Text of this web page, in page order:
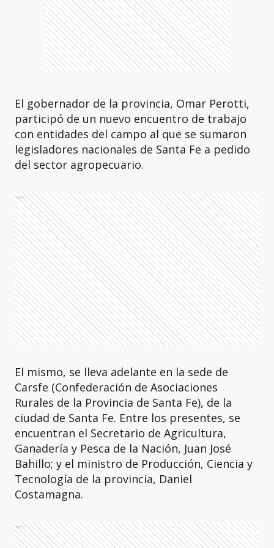
El gobernador de la provincia, Omar Perotti,
participó de un nuevo encuentro de trabajo
con entidades del campo al que se sumaron
legisladores nacionales de Santa Fe a pedido
del sector agropecuario.
Ads
El mismo, se lleva adelante en la sede de
Carsfe (Confederación de Asociaciones
Rurales de la Provincia de Santa Fe), de la
ciudad de Santa Fe. Entre los presentes, se
encuentran el Secretario de Agricultura,
Ganadería y Pesca de la Nación, Juan José
Bahillo; y el ministro de Producción, Ciencia y
Tecnología de la provincia, Daniel
Costamagna.
Ads